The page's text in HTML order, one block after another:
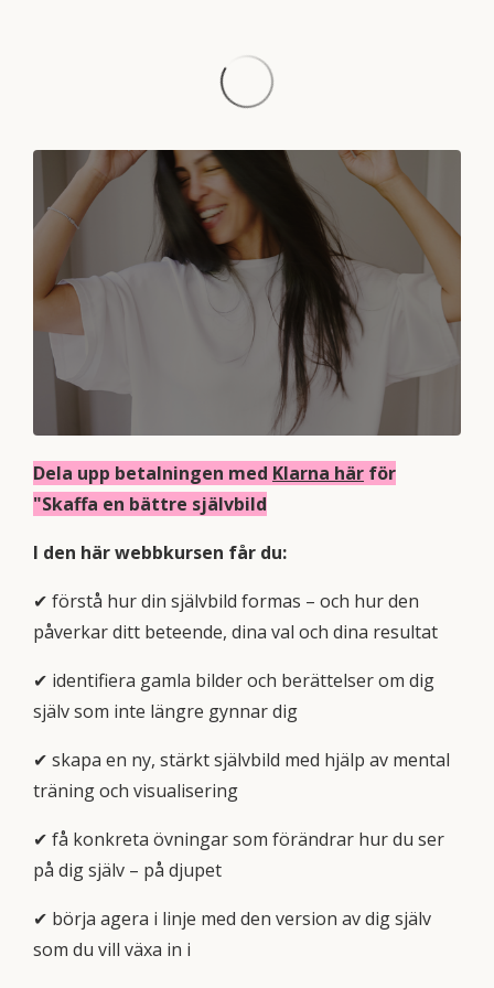
Dela upp betalningen med Klarna här för
"Skaffa en bättre självbild
I den här webbkursen får du:
✔ förstå hur din självbild formas – och hur den
påverkar ditt beteende, dina val och dina resultat
✔ identifiera gamla bilder och berättelser om dig
själv som inte längre gynnar dig
✔ skapa en ny, stärkt självbild med hjälp av mental
träning och visualisering
✔ få konkreta övningar som förändrar hur du ser
på dig själv – på djupet
✔ börja agera i linje med den version av dig själv
som du vill växa in i